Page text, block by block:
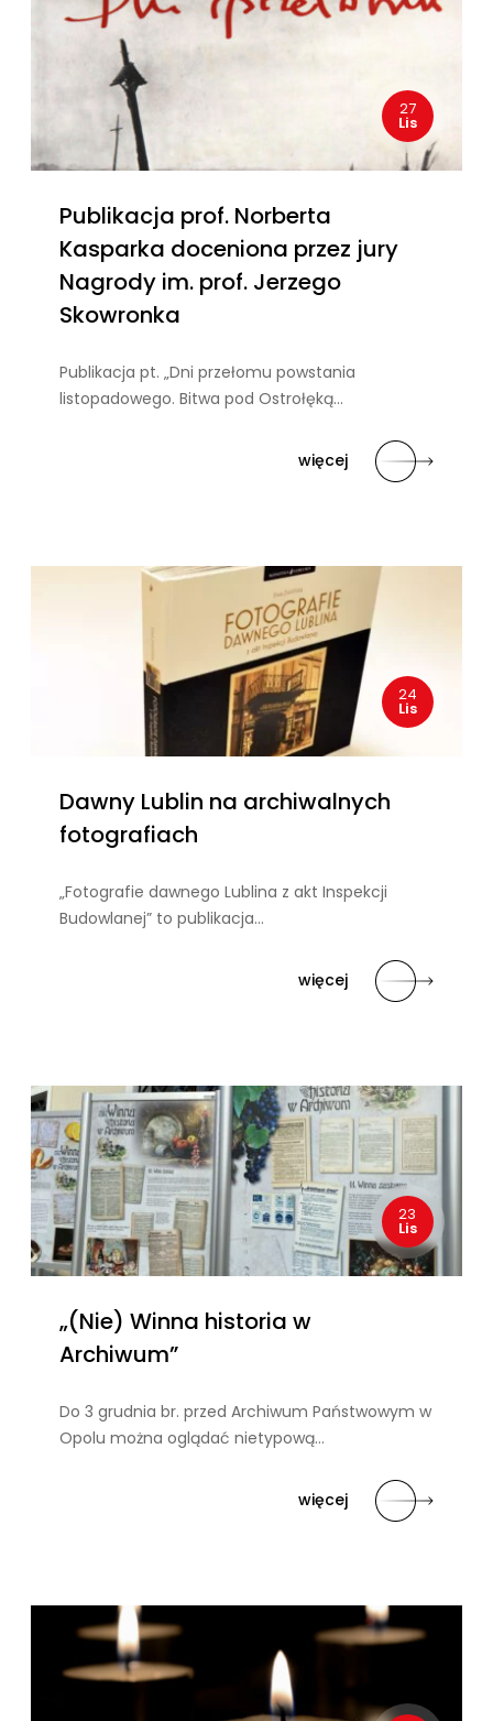
27
Lis
Publikacja prof. Norberta
Kasparka doceniona przez jury
Nagrody im. prof. Jerzego
Skowronka
Publikacja pt. „Dni przełomu powstania
listopadowego. Bitwa pod Ostrołęką…
więcej
24
Lis
Dawny Lublin na archiwalnych
fotografiach
„Fotografie dawnego Lublina z akt Inspekcji
Budowlanej” to publikacja…
więcej
23
Lis
„(Nie) Winna historia w
Archiwum”
Do 3 grudnia br. przed Archiwum Państwowym w
Opolu można oglądać nietypową…
więcej